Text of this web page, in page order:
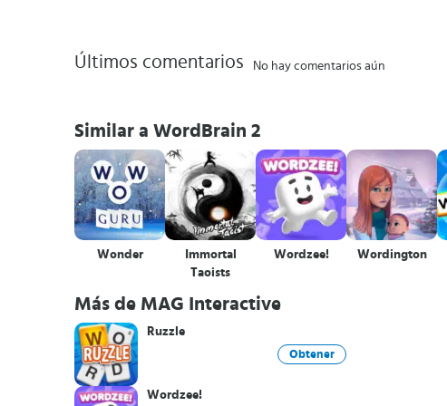
Últimos comentarios No hay comentarios aún
Similar a WordBrain 2
Wonder
Immortal
Taoists
Wordzee! Wordington
Más de MAG Interactive
Ruzzle
Obtener
Wordzee!